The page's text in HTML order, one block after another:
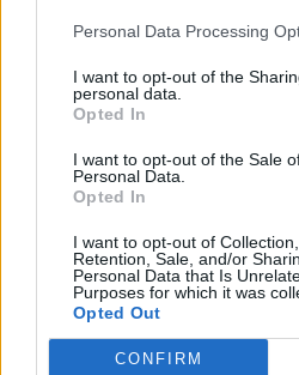
Personal Data Processing
I want to opt-out of the
personal data.
Opted In
I want to opt-out of the Sale
Personal Data.
Opted In
I want to opt-out of Collection,
Retention, Sale, and/or
Personal Data that Is
Purposes for which it was
Opted Out
CONFIRM
Trouver un instrument de
meilleur prix sur
Paroles + Traduction
Commentaires
Voir la vidéo de